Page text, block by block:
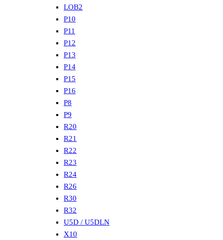
LOB2
P10
P11
P12
P13
P14
P15
P16
P8
P9
R20
R21
R22
R23
R24
R26
R30
R32
U5D / U5DLN
X10